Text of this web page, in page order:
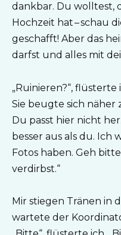
dankbar. Du wolltest,
Hochzeit hat – schau
geschafft! Aber das
darfst und alles mit
„Ruinieren?“, flüsterte
Sie beugte sich näher
Du passt hier nicht
besser aus als du. Ich
Fotos haben. Geh
verdirbst.“
Mir stiegen Tränen in
wartete der